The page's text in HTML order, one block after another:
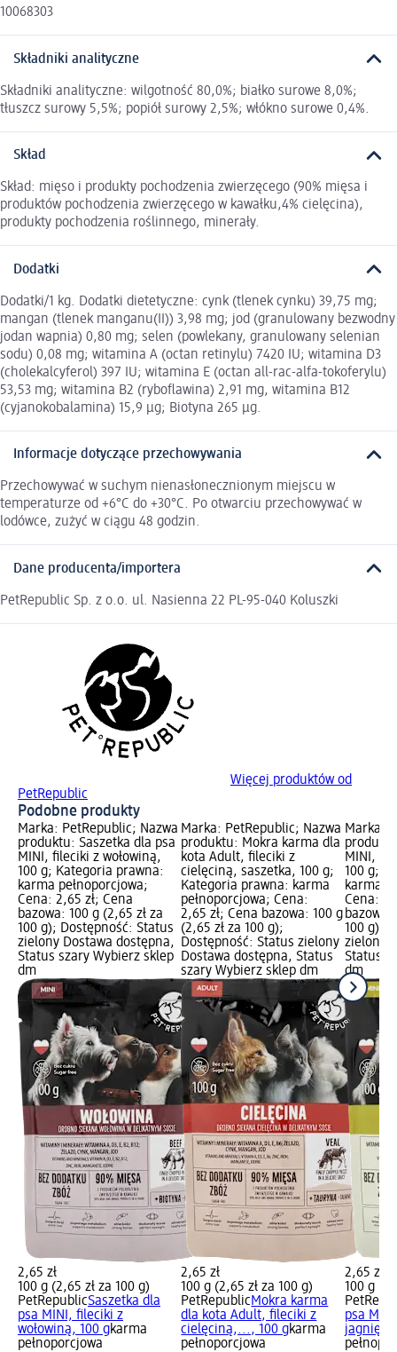
10068303
Składniki analityczne
Składniki analityczne: wilgotność 80,0%; białko surowe 8,0%;
tłuszcz surowy 5,5%; popiół surowy 2,5%; włókno surowe 0,4%.
Skład
Skład: mięso i produkty pochodzenia zwierzęcego (90% mięsa i
produktów pochodzenia zwierzęcego w kawałku,4% cielęcina),
produkty pochodzenia roślinnego, minerały.
Dodatki
Dodatki/1 kg. Dodatki dietetyczne: cynk (tlenek cynku) 39,75 mg;
mangan (tlenek manganu(II)) 3,98 mg; jod (granulowany bezwodny
jodan wapnia) 0,80 mg; selen (powlekany, granulowany selenian
sodu) 0,08 mg; witamina A (octan retinylu) 7420 IU; witamina D3
(cholekalcyferol) 397 IU; witamina E (octan all-rac-alfa-tokoferylu)
53,53 mg; witamina B2 (ryboflawina) 2,91 mg, witamina B12
(cyjanokobalamina) 15,9 μg; Biotyna 265 μg.
Informacje dotyczące przechowywania
Przechowywać w suchym nienasłonecznionym miejscu w
temperaturze od +6°C do +30°C. Po otwarciu przechowywać w
lodówce, zużyć w ciągu 48 godzin.
Dane producenta/importera
PetRepublic Sp. z o.o. ul. Nasienna 22 PL-95-040 Koluszki
Więcej produktów od
PetRepublic
Podobne produkty
Marka: PetRepublic; Nazwa
produktu: Saszetka dla psa
MINI, fileciki z wołowiną,
100 g; Kategoria prawna:
karma pełnoporcjowa;
Cena: 2,65 zł; Cena
bazowa: 100 g (2,65 zł za
100 g); Dostępność: Status
zielony Dostawa dostępna,
Status szary Wybierz sklep
dm
2,65 zł
100 g (2,65 zł za 100 g)
PetRepublicSaszetka dla
psa MINI, fileciki z
wołowiną, 100 gkarma
pełnoporcjowa
Marka: PetRepublic; Nazwa
produktu: Mokra karma dla
kota Adult, fileciki z
cielęciną, saszetka, 100 g;
Kategoria prawna: karma
pełnoporcjowa; Cena:
2,65 zł; Cena bazowa: 100 g
(2,65 zł za 100 g);
Dostępność: Status zielony
Dostawa dostępna, Status
szary Wybierz sklep dm
2,65 zł
100 g (2,65 zł za 100 g)
PetRepublicMokra karma
dla kota Adult, fileciki z
cielęciną,..., 100 gkarma
pełnoporcjowa
Marka:
MINI,
100 g;
karma
Cena:
bazowa:
100 g);
zielony
Status
dm
2,65 zł
100 g
psa